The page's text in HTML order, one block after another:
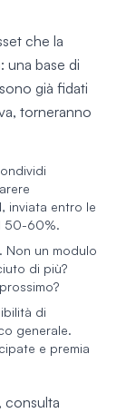
che la
una base di
già fidati
torneranno
inviata entro le
50-60%.
Non un modulo
di più?
di
generale.
e premia
consulta